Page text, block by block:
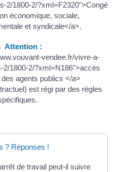
2/1800-2/?xml=F2320">Congé
économique, sociale,
et syndicale</a>.
Attention :
vendee.fr/vivre-a-
2/1800-2/?xml=N186">accès
agents publics </a>
est régi par des règles
? Réponses !
de travail peut-il suivre